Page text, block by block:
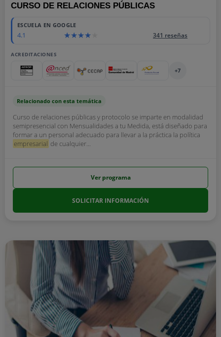
CURSO DE RELACIONES PÚBLICAS
ESCUELA EN GOOGLE
4.1 341 reseñas
ACREDITACIONES
+7
Relacionado con esta temática
Curso de relaciones públicas y protocolo se imparte en modalidad
semipresencial con Mensualidades a tu Medida, está diseñado para
formar a un personal adecuado para llevar a la práctica la política
empresarial de cualquier...
Ver programa
SOLICITAR INFORMACIÓN